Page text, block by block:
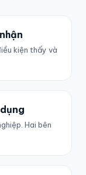
kiện thấy và
Hai bên